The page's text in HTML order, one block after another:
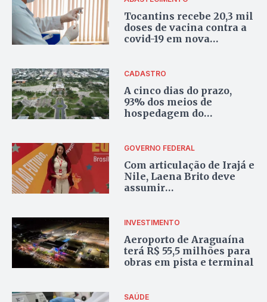
Tocantins recebe 20,3 mil
doses de vacina contra a
covid-19 em nova
CADASTRO
A cinco dias do prazo,
93% dos meios de
hospedagem do
obrigatória
GOVERNO FEDERAL
Com articulação de Irajá e
Nile, Laena Brito deve
assumir
INVESTIMENTO
Aeroporto de Araguaína
terá R$ 55,5 milhões para
obras em pista e terminal
SAÚDE